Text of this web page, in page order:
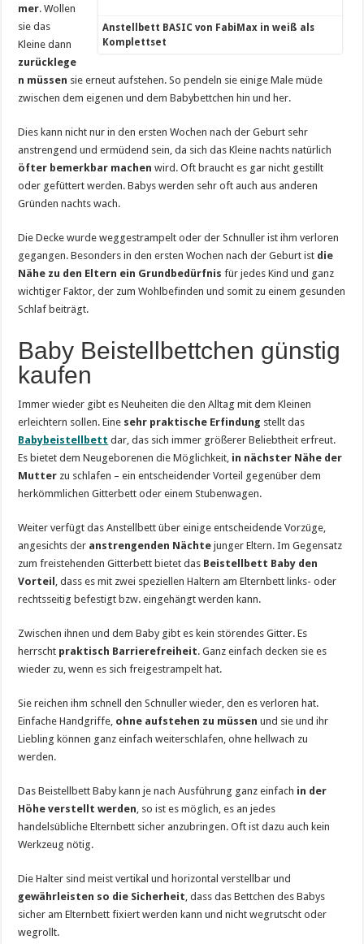
Anstellbett BASIC von FabiMax in weiß als
Komplettset
mer. Wollen
sie das
Kleine dann
zurücklege
n müssen sie erneut aufstehen. So pendeln sie einige Male müde
zwischen dem eigenen und dem Babybettchen hin und her.
Dies kann nicht nur in den ersten Wochen nach der Geburt sehr
anstrengend und ermüdend sein, da sich das Kleine nachts natürlich
öfter bemerkbar machen wird. Oft braucht es gar nicht gestillt
oder gefüttert werden. Babys werden sehr oft auch aus anderen
Gründen nachts wach.
Die Decke wurde weggestrampelt oder der Schnuller ist ihm verloren
gegangen. Besonders in den ersten Wochen nach der Geburt ist die
Nähe zu den Eltern ein Grundbedürfnis für jedes Kind und ganz
wichtiger Faktor, der zum Wohlbefinden und somit zu einem gesunden
Schlaf beiträgt.
Baby Beistellbettchen günstig
kaufen
Immer wieder gibt es Neuheiten die den Alltag mit dem Kleinen
erleichtern sollen. Eine sehr praktische Erfindung stellt das
Babybeistellbett dar, das sich immer größerer Beliebtheit erfreut.
Es bietet dem Neugeborenen die Möglichkeit, in nächster Nähe der
Mutter zu schlafen – ein entscheidender Vorteil gegenüber dem
herkömmlichen Gitterbett oder einem Stubenwagen.
Weiter verfügt das Anstellbett über einige entscheidende Vorzüge,
angesichts der anstrengenden Nächte junger Eltern. Im Gegensatz
zum freistehenden Gitterbett bietet das Beistellbett Baby den
Vorteil
, dass es mit zwei speziellen Haltern am Elternbett links- oder
rechtsseitig befestigt bzw. eingehängt werden kann.
Zwischen ihnen und dem Baby gibt es kein störendes Gitter. Es
herrscht praktisch Barrierefreiheit. Ganz einfach decken sie es
wieder zu, wenn es sich freigestrampelt hat.
Sie reichen ihm schnell den Schnuller wieder, den es verloren hat.
Einfache Handgriffe, ohne aufstehen zu müssen und sie und ihr
Liebling können ganz einfach weiterschlafen, ohne hellwach zu
werden.
Das Beistellbett Baby kann je nach Ausführung ganz einfach in der
Höhe verstellt werden , so ist es möglich, es an jedes
handelsübliche Elternbett sicher anzubringen. Oft ist dazu auch kein
Werkzeug nötig.
Die Halter sind meist vertikal und horizontal verstellbar und
gewährleisten so die Sicherheit , dass das Bettchen des Babys
sicher am Elternbett fixiert werden kann und nicht wegrutscht oder
wegrollt.